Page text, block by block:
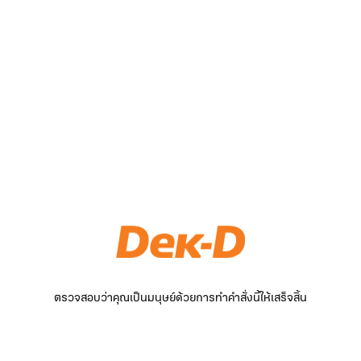
ตรวจสอบว่าคุณเป็นมนุษย์ด้วยการทำคำสั่งนี้ให้เสร็จสิ้น